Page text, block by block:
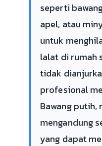
seperti
apel, atau
untuk
lalat di rumah
tidak
profesional
Bawang putih,
mengandung
yang dapat